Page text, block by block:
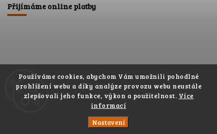
Používáme cookies, abychom Vám umožnili pohodlné
prohlížení webu a díky analýze provozu webu neustále
zlepšovali jeho funkce, výkon a použitelnost. Více
informací
Nastavení
Přijímáme online platby
Shoptet.cz Můjprvníeshop.cz